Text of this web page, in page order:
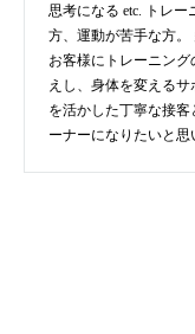
思考になる etc. トレ
方、運動が苦手な方
お客様にトレーニン
えし、身体を変える
を活かした丁寧な接
ーナーになりたいと思